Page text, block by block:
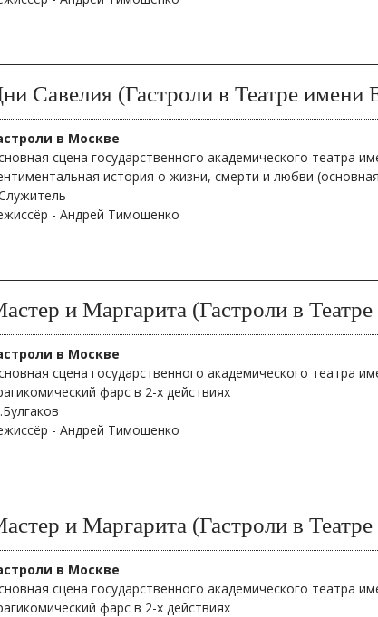
Савелия (Гастроли в Театре имени
в Москве
сцена государственного академического театра
история о жизни, смерти и любви
- Андрей Тимошенко
и Маргарита (Гастроли в
в Москве
сцена государственного академического театра
фарс в 2-х действиях
- Андрей Тимошенко
и Маргарита (Гастроли в
в Москве
сцена государственного академического театра
фарс в 2-х действиях